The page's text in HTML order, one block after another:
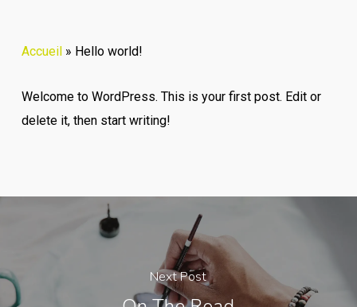
Accueil» Hello world!
Welcome to WordPress. This is your first post. Edit or
delete it, then start writing!
Next Post